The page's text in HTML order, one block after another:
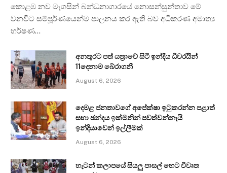
කොළඹ නව මැගසින් බන්ධනාගාරයේ නොසන්සුන්තාව මේ
වනවිට සම්පූර්ණයෙන්ම පාලනය කර ඇති බව අධිකරණ අමාත්‍ය
හර්ෂණ…
අනතුරට පත් යත්‍රාවේ සිටි ඉන්දීය ධීවරයින්
11දෙනාම බේරාගනී
August 6, 2026
දෙමළ ජනතාවගේ අපේක්ෂා ඉටුකරන්න පළාත්
සභා ඡන්දය ඉක්මනින් පවත්වන්නැයි
ඉන්දියාවෙන් ඉල්ලීමක්
August 6, 2026
හැටන් කලාපයේ සියලු පාසල් හෙට විවෘත